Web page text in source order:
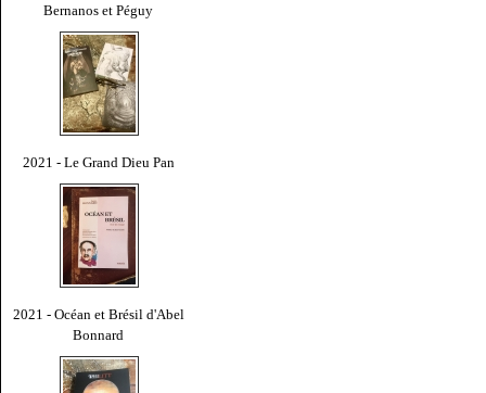
Bernanos et Péguy
2021 - Le Grand Dieu Pan
2021 - Océan et Brésil d'Abel
Bonnard